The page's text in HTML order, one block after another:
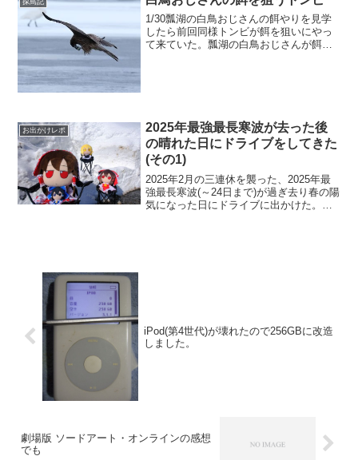
ボクも観察できていないんだもん(^_^;)
1/30瓢湖の白鳥おじさんの餌やりを見学
したら前回同様トンビが餌を狙いにやっ
て来ていた。瓢湖の白鳥おじさんが餌や
お出かけレポ
2025年最強最長寒波が去った後
の晴れた日にドライブをしてきた
(その1)
2025年2月の三連休を襲った、2025年最
強最長寒波(～24日まで)が過ぎ去り春の陽
気になった日にドライブに出かけた。今
iPod(第4世代)が壊れたので256GBに改造
しました。
劇場版 ソードアート・オンラインの感想
でも